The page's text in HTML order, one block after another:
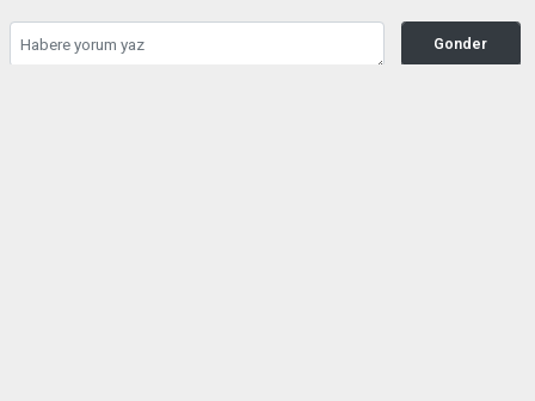
Gonder